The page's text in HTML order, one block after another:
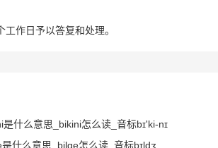
作日予以答复和处理。
是什么意思_bikini怎么读_音标bɪ'ki-nɪ
是什么意思_bilge怎么读_音标bɪldʒ